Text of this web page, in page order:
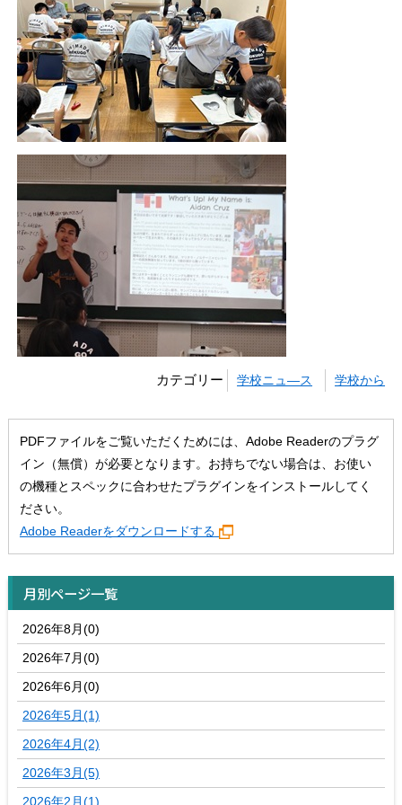
カテゴリー 学校ニュ―ス 学校から
PDFファイルをご覧いただくためには、Adobe Readerのプラグ
イン（無償）が必要となります。お持ちでない場合は、お使い
の機種とスペックに合わせたプラグインをインストールしてく
ださい。
Adobe Readerをダウンロードする
月別ページ一覧
2026年8月(0)
2026年7月(0)
2026年6月(0)
2026年5月(1)
2026年4月(2)
2026年3月(5)
2026年2月(1)